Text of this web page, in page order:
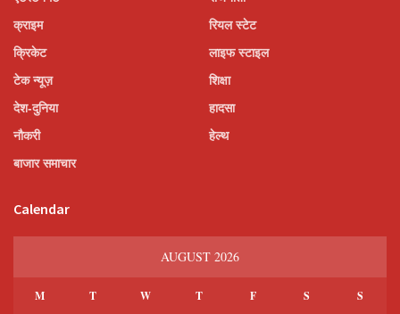
क्राइम
क्रिकेट
टेक न्यूज़
देश-दुनिया
नौकरी
बाजार समाचार
रियल स्टेट
लाइफ स्टाइल
शिक्षा
हादसा
हेल्थ
Calendar
AUGUST 2026
M T W T F S S